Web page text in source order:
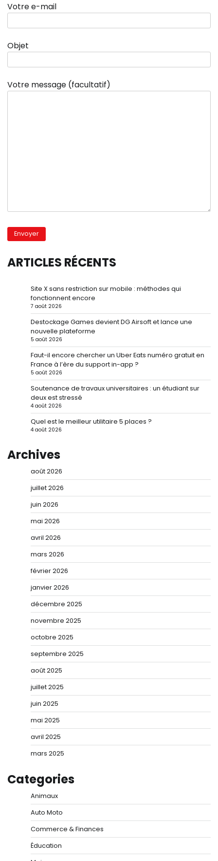
Votre e-mail
Objet
Votre message (facultatif)
ARTICLES RÉCENTS
Site X sans restriction sur mobile : méthodes qui
fonctionnent encore
7 août 2026
Destockage Games devient DG Airsoft et lance une
nouvelle plateforme
5 août 2026
Faut-il encore chercher un Uber Eats numéro gratuit en
France à l’ère du support in-app ?
5 août 2026
Soutenance de travaux universitaires : un étudiant sur
deux est stressé
4 août 2026
Quel est le meilleur utilitaire 5 places ?
4 août 2026
Archives
août 2026
juillet 2026
juin 2026
mai 2026
avril 2026
mars 2026
février 2026
janvier 2026
décembre 2025
novembre 2025
octobre 2025
septembre 2025
août 2025
juillet 2025
juin 2025
mai 2025
avril 2025
mars 2025
Categories
Animaux
Auto Moto
Commerce & Finances
Éducation